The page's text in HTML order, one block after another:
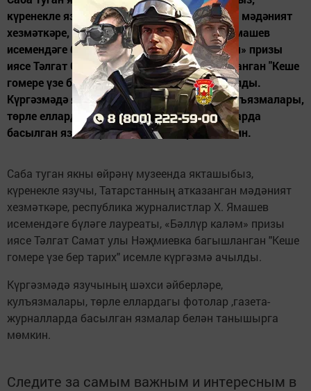
күренекле язучы, Татарстанның атказанган мәдәният
хезмәткәре, республика журналистлар Х. Ямашев
исемендәге бүләге лауреаты, «Бәллүр каләм» призы
иясе Тәлгат Самат улы Нәҗмиевка багышланган "Кеше
гомере үзе бер тарих" исемле күргәзмә ачылды.
Күргәзмәдә язучының шәхси әйберләре, кулъязмалары,
төрле еллардагы фотолар ,газета-журналларда
басылган язмалар белән танышырга мөмкин.
Саба туган якны өйрәнү музеенда якташыбыз,
күренекле язучы, Татарстанның атказанган мәдәният
хезмәткәре, республика журналистлар Х. Ямашев
исемендәге бүләге лауреаты, «Бәллүр каләм» призы
иясе Тәлгат Самат улы Нәҗмиевка багышланган "Кеше
гомере үзе бер тарих" исемле күргәзмә ачылды.
Күргәзмәдә язучының шәхси әйберләре,
кулъязмалары, төрле еллардагы фотолар ,газета-
журналларда басылган язмалар белән танышырга
мөмкин.
Следите за самым важным и интересным в